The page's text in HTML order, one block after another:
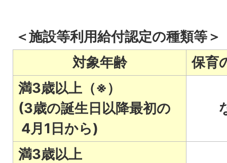
＜施設等利用給付認定の種類等＞
対象年齢
保育
満3歳以上（※）
(3歳の誕生日以降最初の
4月1日から)
満3歳以上